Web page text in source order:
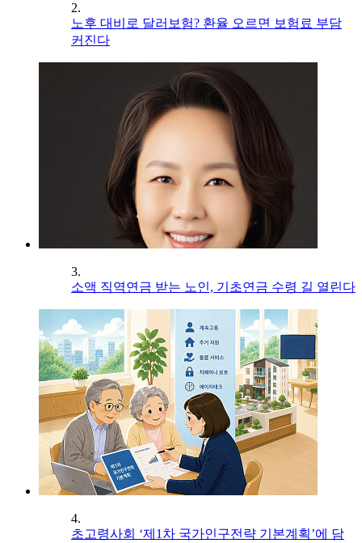
2.
노후 대비로 달러보험? 환율 오르면 보험료 부담
커진다
3.
소액 직역연금 받는 노인, 기초연금 수령 길 열린다
4.
초고령사회 ‘제1차 국가인구전략 기본계획’에 담